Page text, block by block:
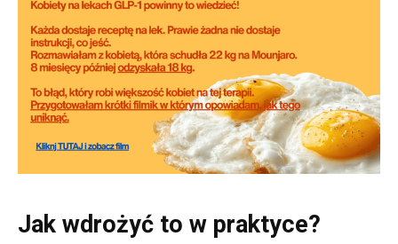
Jak wdrożyć to w praktyce?